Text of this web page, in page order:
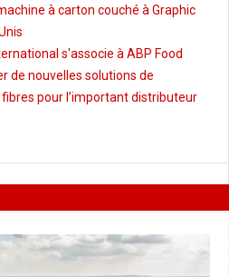
à carton couché à Graphic
s'associe à ABP Food
de nouvelles solutions de
pour l’important distributeur